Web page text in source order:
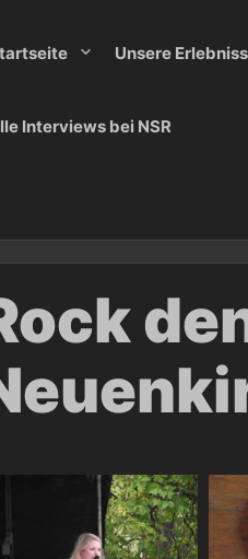
Unsere
Interviews bei NSR